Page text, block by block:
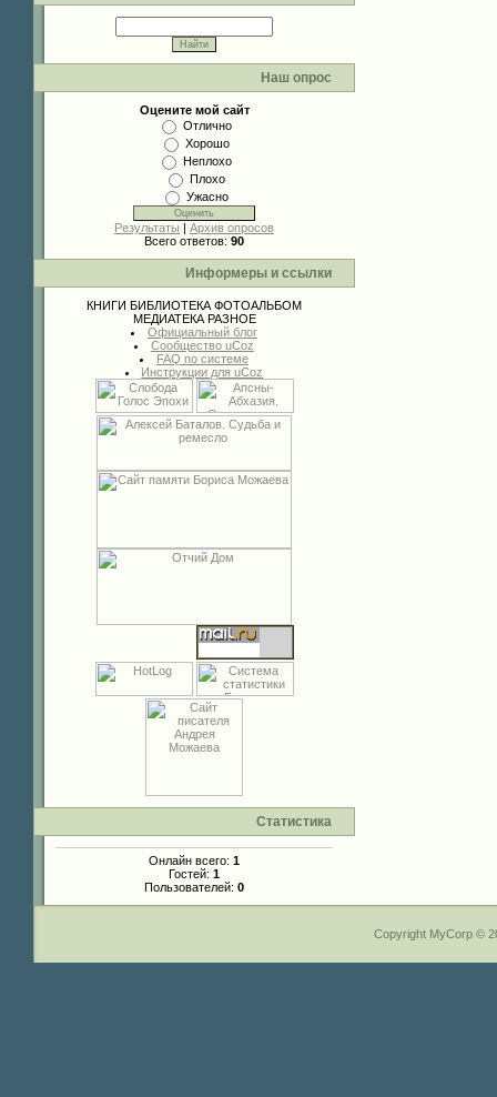
Наш опрос
Оцените мой сайт
Отлично
Хорошо
Неплохо
Плохо
Ужасно
Результаты | Архив опросов
Всего ответов: 90
Информеры и ссылки
КНИГИ БИБЛИОТЕКА ФОТОАЛЬБОМ
МЕДИАТЕКА РАЗНОЕ
Официальный блог
Сообщество uCoz
FAQ по системе
Инструкции для uCoz
Статистика
Онлайн всего: 1
Гостей: 1
Пользователей: 0
Copyright MyCorp ©